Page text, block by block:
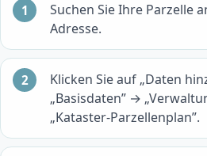
Suchen Sie Ihre Parzelle
Adresse.
Klicken Sie auf „Daten
„Basisdaten” →
„Kataster-Parzellenplan”.